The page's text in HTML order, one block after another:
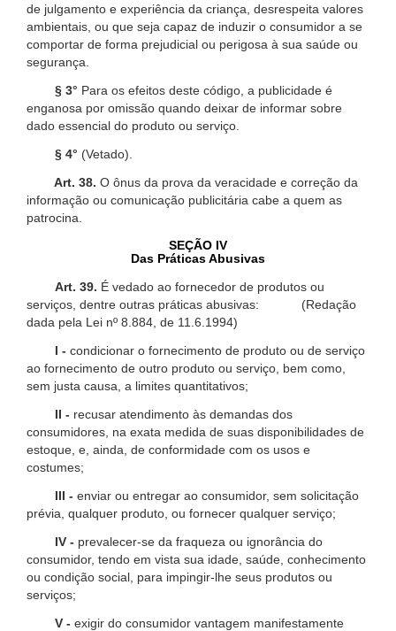
de julgamento e experiência da criança, desrespeita valores
ambientais, ou que seja capaz de induzir o consumidor a se
comportar de forma prejudicial ou perigosa à sua saúde ou
segurança.
§ 3° Para os efeitos deste código, a publicidade é
enganosa por omissão quando deixar de informar sobre
dado essencial do produto ou serviço.
§ 4° (Vetado).
Art. 38. O ônus da prova da veracidade e correção da
informação ou comunicação publicitária cabe a quem as
patrocina.
SEÇÃO IV
Das Práticas Abusivas
Art. 39. É vedado ao fornecedor de produtos ou
serviços, dentre outras práticas abusivas: (Redação
dada pela Lei nº 8.884, de 11.6.1994)
I - condicionar o fornecimento de produto ou de serviço
ao fornecimento de outro produto ou serviço, bem como,
sem justa causa, a limites quantitativos;
II - recusar atendimento às demandas dos
consumidores, na exata medida de suas disponibilidades de
estoque, e, ainda, de conformidade com os usos e
costumes;
III - enviar ou entregar ao consumidor, sem solicitação
prévia, qualquer produto, ou fornecer qualquer serviço;
IV - prevalecer-se da fraqueza ou ignorância do
consumidor, tendo em vista sua idade, saúde, conhecimento
ou condição social, para impingir-lhe seus produtos ou
serviços;
V - exigir do consumidor vantagem manifestamente